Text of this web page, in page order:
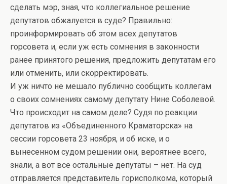
сделать мэр, зная, что коллегиальное решение
депутатов обжалуется в суде? Правильно:
проинформировать об этом всех депутатов
горсовета и, если уж есть сомнения в законности
ранее принятого решения, предложить депутатам его
или отменить, или скорректировать.
И уж ничто не мешало публично сообщить коллегам
о своих сомнениях самому депутату Нине Соболевой.
Что происходит на самом деле? Судя по реакции
депутатов из «Объединенного Краматорска» на
сессии горсовета 23 ноября, и об иске, и о
вынесенном судом решении они, вероятнее всего,
знали, а вот все остальные депутаты – нет. На суд
отправляется представитель горисполкома, который